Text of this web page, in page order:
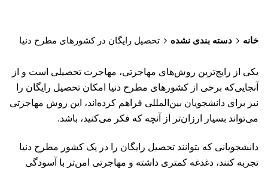
خانه دسته بندی نشده تحصیل رایگان در کشورهای مطرح دنیا
یکی از رایج‌ترین روش‌های مهاجرتی، مهاجرت تحصیلی است و از
آنجایی‌که برخی از کشورهای مطرح دنیا امکان تحصیل رایگان را
نیز برای دانشجویان بین‌المللی فراهم کرده‌اند، این روش مهاجرتی
می‌تواند بسیار ارزان‌تر از آنچه که فکر می‌کنید، باشد.
دانشجویانی که بتوانند تحصیل رایگان را در یک کشور مطرح دنیا
تجربه کنند، دغدغه کمتری داشته و مهاجرتی امن‌تر با آسودگی